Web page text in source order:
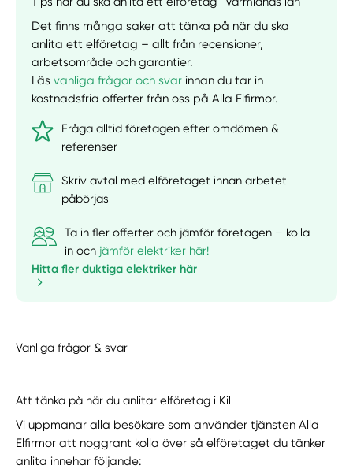
Det finns många saker att tänka på när du ska
anlita ett elföretag – allt från recensioner,
arbetsområde och garantier.
Läsvanliga frågor och svar innan du tar in
kostnadsfria offerter från oss på Alla Elfirmor.
Fråga alltid företagen efter omdömen &
referenser
Skriv avtal med elföretaget innan arbetet
påbörjas
Ta in fler offerter och jämför företagen – kolla
in och jämför elektriker här!
Hitta fler duktiga elektriker här
Vanliga frågor & svar
Att tänka på när du anlitar elföretag i Kil
Vi uppmanar alla besökare som använder tjänsten Alla
Elfirmor att noggrant kolla över så elföretaget du tänker
anlita innehar följande: